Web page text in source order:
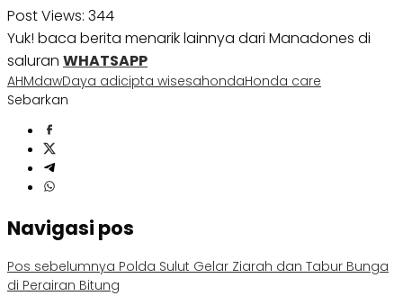
Post Views: 344
Yuk! baca berita menarik lainnya dari Manadones di
saluran WHATSAPP
AHMdawDaya adicipta wisesahondaHonda care
Sebarkan
Navigasi pos
Pos sebelumnya Polda Sulut Gelar Ziarah dan Tabur Bunga
di Perairan Bitung